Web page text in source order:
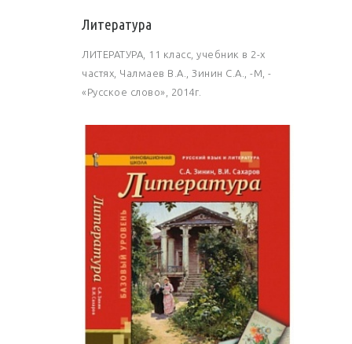
Литература
ЛИТЕРАТУРА, 11 класс, учебник в 2-х
частях, Чалмаев В.А., Зинин С.А., -М, -
«Русское слово», 2014г.